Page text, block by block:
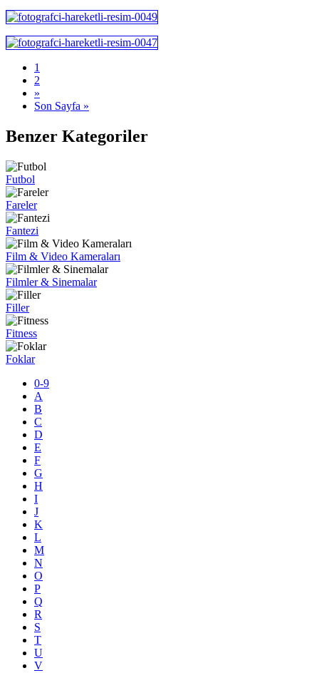
1
2
»
Son Sayfa »
Benzer Kategoriler
Futbol
Fareler
Fantezi
Film & Video Kameraları
Filmler & Sinemalar
Filler
Fitness
Foklar
0-9
A
B
C
D
E
F
G
H
I
J
K
L
M
N
O
P
Q
R
S
T
U
V